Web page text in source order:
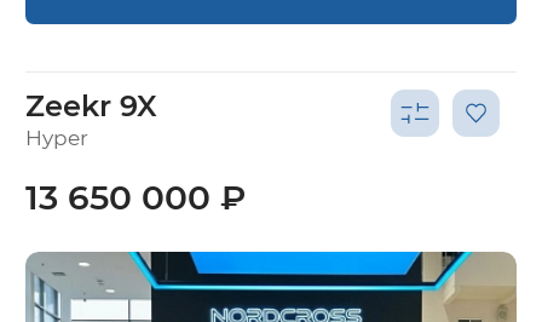
Zeekr 9X
Hyper
13 650 000 ₽